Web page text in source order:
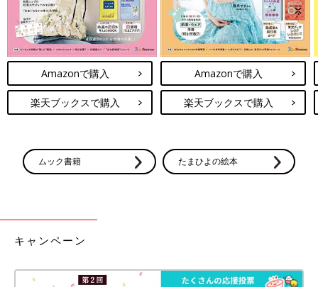
――1巻で生まれた「むすめさん」がこの春小学生になるとのこ
と。この6年間を振り返ってをひと言でいうと？
御手洗 ホントにホンット～にあっという間だったので「ハァ
～～～～～～」と。むすめも２号も毎日愛で倒してるんですけど
あっという間に大人になっちゃうんだろうなって思うと寂しいで
喜ばしくうれしいけどさみしい～。大きくなってもまた違ったお
もしろみとか頼りがいとか嬉しさがあるので気を抜かずエンジョ
イしたいです。
著者のさまざまな作品にも登場していたお姉さんの死に、
御手洗さんの「さらにつっこみが止まらない育児日記」はたまひ
（文・たまひよONLINE編集部）
Amazonで購入
楽天ブックスで購入
Amazonで購入
楽天ブックスで購入
ムック書籍 たまひよの絵本
キャンペーン